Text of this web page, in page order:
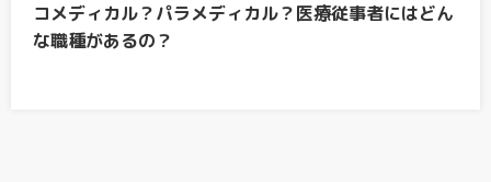
コメディカル？パラメディカル？医療従事者にはどん
な職種があるの？